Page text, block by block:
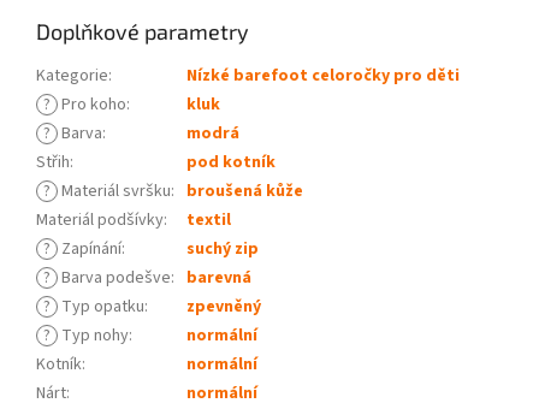
Doplňkové parametry
Kategorie:
Nízké barefoot celoročky pro děti
? Pro koho:
kluk
? Barva:
modrá
Střih:
pod kotník
? Materiál svršku: broušená kůže
Materiál podšívky:
textil
? Zapínání:
suchý zip
? Barva podešve: barevná
? Typ opatku:
zpevněný
? Typ nohy:
normální
Kotník:
normální
Nárt:
normální